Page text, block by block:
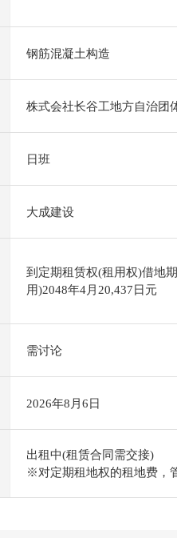
钢筋混凝土构造
株式会社长谷工地方自治团
日班
大成建设
到定期租赁权(租用权)借地
用)2048年4月20,437日元
需讨论
2026年8月6日
出租中(租赁合同需交接)
※对定期租地权的租地费，